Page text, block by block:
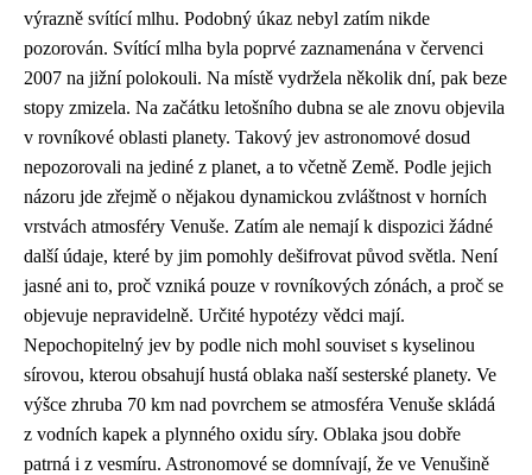
výrazně svítící mlhu. Podobný úkaz nebyl zatím nikde
pozorován. Svítící mlha byla poprvé zaznamenána v červenci
2007 na jižní polokouli. Na místě vydržela několik dní, pak beze
stopy zmizela. Na začátku letošního dubna se ale znovu objevila
v rovníkové oblasti planety. Takový jev astronomové dosud
nepozorovali na jediné z planet, a to včetně Země. Podle jejich
názoru jde zřejmě o nějakou dynamickou zvláštnost v horních
vrstvách atmosféry Venuše. Zatím ale nemají k dispozici žádné
další údaje, které by jim pomohly dešifrovat původ světla. Není
jasné ani to, proč vzniká pouze v rovníkových zónách, a proč se
objevuje nepravidelně. Určité hypotézy vědci mají.
Nepochopitelný jev by podle nich mohl souviset s kyselinou
sírovou, kterou obsahují hustá oblaka naší sesterské planety. Ve
výšce zhruba 70 km nad povrchem se atmosféra Venuše skládá
z vodních kapek a plynného oxidu síry. Oblaka jsou dobře
patrná i z vesmíru. Astronomové se domnívají, že ve Venušině